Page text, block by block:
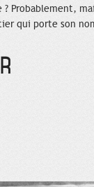
? Probablement,
qui porte son